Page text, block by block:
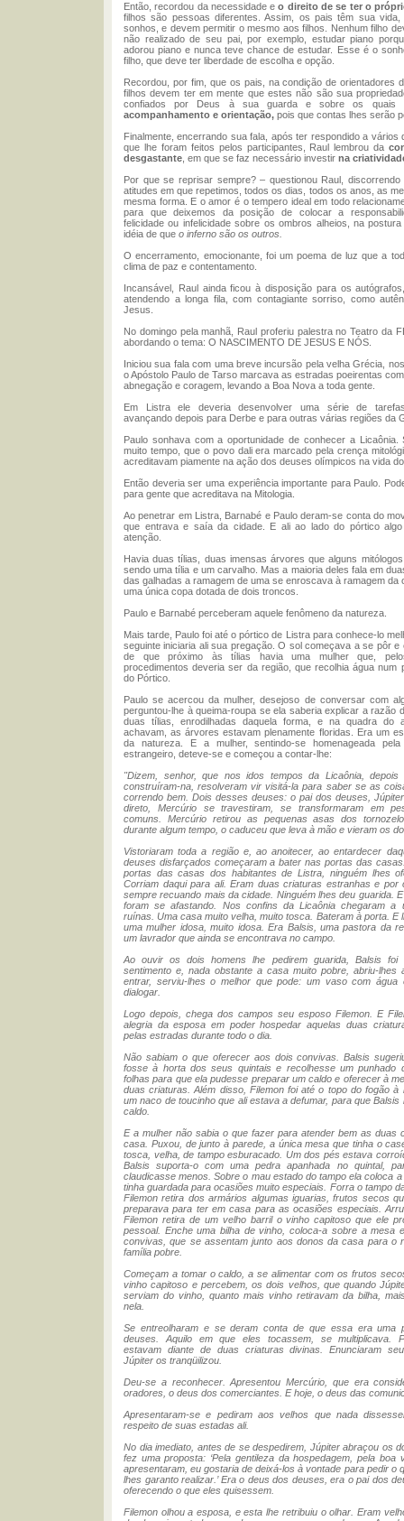
Então, recordou da necessidade eo direito de se ter o
filhos são pessoas diferentes. Assim, os pais têm sua
sonhos, e devem permitir o mesmo aos filhos. Nenhum filho
não realizado de seu pai, por exemplo, estudar piano
adorou piano e nunca teve chance de estudar. Esse é o
filho, que deve ter liberdade de escolha e opção.
Recordou, por fim, que os pais, na condição de orientadores
filhos devem ter em mente que estes não são sua
confiados por Deus à sua guarda e sobre os quais
acompanhamento e orientação, pois que contas lhes serão
Finalmente, encerrando sua fala, após ter respondido a vários
que lhe foram feitos pelos participantes, Raul lembrou da
desgastante , em que se faz necessário investir na
Por que se reprisar sempre? – questionou Raul,
atitudes em que repetimos, todos os dias, todos os anos, as
mesma forma. E o amor é o tempero ideal em todo
para que deixemos da posição de colocar a
felicidade ou infelicidade sobre os ombros alheios, na
idéia de que o inferno são os outros.
O encerramento, emocionante, foi um poema de luz que a
clima de paz e contentamento.
Incansável, Raul ainda ficou à disposição para os
atendendo a longa fila, com contagiante sorriso, como
Jesus.
No domingo pela manhã, Raul proferiu palestra no Teatro da
abordando o tema: O NASCIMENTO DE JESUS E NÓS.
Iniciou sua fala com uma breve incursão pela velha Grécia,
o Apóstolo Paulo de Tarso marcava as estradas poeirentas
abnegação e coragem, levando a Boa Nova a toda gente.
Em Listra ele deveria desenvolver uma série de
avançando depois para Derbe e para outras várias regiões da
Paulo sonhava com a oportunidade de conhecer a Licaônia.
muito tempo, que o povo dali era marcado pela crença
acreditavam piamente na ação dos deuses olímpicos na vida
Então deveria ser uma experiência importante para Paulo.
para gente que acreditava na Mitologia.
Ao penetrar em Listra, Barnabé e Paulo deram-se conta do
que entrava e saía da cidade. E ali ao lado do pórtico
atenção.
Havia duas tílias, duas imensas árvores que alguns
sendo uma tília e um carvalho. Mas a maioria deles fala em
das galhadas a ramagem de uma se enroscava à ramagem da
uma única copa dotada de dois troncos.
Paulo e Barnabé perceberam aquele fenômeno da natureza.
Mais tarde, Paulo foi até o pórtico de Listra para conhece-lo
seguinte iniciaria ali sua pregação. O sol começava a se pôr e
de que próximo às tílias havia uma mulher que,
procedimentos deveria ser da região, que recolhia água num
do Pórtico.
Paulo se acercou da mulher, desejoso de conversar com
perguntou-lhe à queima-roupa se ela saberia explicar a razão
duas tílias, enrodilhadas daquela forma, e na quadra do
achavam, as árvores estavam plenamente floridas. Era um
da natureza. E a mulher, sentindo-se homenageada
estrangeiro, deteve-se e começou a contar-lhe:
"Dizem, senhor, que nos idos tempos da Licaônia,
construíram-na, resolveram vir visitá-la para saber se as
correndo bem. Dois desses deuses: o pai dos deuses,
direto, Mercúrio se travestiram, se transformaram em
comuns. Mercúrio retirou as pequenas asas dos
durante algum tempo, o caduceu que leva à mão e vieram os
Vistoriaram toda a região e, ao anoitecer, ao entardecer
deuses disfarçados começaram a bater nas portas das
portas das casas dos habitantes de Listra, ninguém lhes
Corriam daqui para ali. Eram duas criaturas estranhas e por
sempre recuando mais da cidade. Ninguém lhes deu guarida.
foram se afastando. Nos confins da Licaônia chegaram a
ruínas. Uma casa muito velha, muito tosca. Bateram à porta. E
uma mulher idosa, muito idosa. Era Balsis, uma pastora da
um lavrador que ainda se encontrava no campo.
Ao ouvir os dois homens lhe pedirem guarida, Balsis foi
sentimento e, nada obstante a casa muito pobre, abriu-lhes
entrar, serviu-lhes o melhor que pode: um vaso com água
dialogar.
Logo depois, chega dos campos seu esposo Filemon. E
alegria da esposa em poder hospedar aquelas duas
pelas estradas durante todo o dia.
Não sabiam o que oferecer aos dois convivas. Balsis
fosse à horta dos seus quintais e recolhesse um punhado
folhas para que ela pudesse preparar um caldo e oferecer à
duas criaturas. Além disso, Filemon foi até o topo do fogão à
um naco de toucinho que ali estava a defumar, para que Balsis
caldo.
E a mulher não sabia o que fazer para atender bem as duas
casa. Puxou, de junto à parede, a única mesa que tinha o
tosca, velha, de tampo esburacado. Um dos pés estava
Balsis suporta-o com uma pedra apanhada no quintal,
claudicasse menos. Sobre o mau estado do tampo ela coloca
tinha guardada para ocasiões muito especiais. Forra o tampo
Filemon retira dos armários algumas iguarias, frutos secos
preparava para ter em casa para as ocasiões especiais.
Filemon retira de um velho barril o vinho capitoso que ele
pessoal. Enche uma bilha de vinho, coloca-a sobre a mesa
convivas, que se assentam junto aos donos da casa para o
família pobre.
Começam a tomar o caldo, a se alimentar com os frutos
vinho capitoso e percebem, os dois velhos, que quando
serviam do vinho, quanto mais vinho retiravam da bilha,
nela.
Se entreolharam e se deram conta de que essa era uma
deuses. Aquilo em que eles tocassem, se multiplicava.
estavam diante de duas criaturas divinas. Enunciaram
Júpiter os tranqüilizou.
Deu-se a reconhecer. Apresentou Mercúrio, que era
oradores, o deus dos comerciantes. E hoje, o deus das
Apresentaram-se e pediram aos velhos que nada
respeito de suas estadas ali.
No dia imediato, antes de se despedirem, Júpiter abraçou os
fez uma proposta: ‘Pela gentileza da hospedagem, pela boa
apresentaram, eu gostaria de deixá-los à vontade para pedir o
lhes garanto realizar.’ Era o deus dos deuses, era o pai dos
oferecendo o que eles quisessem.
Filemon olhou a esposa, e esta lhe retribuiu o olhar. Eram